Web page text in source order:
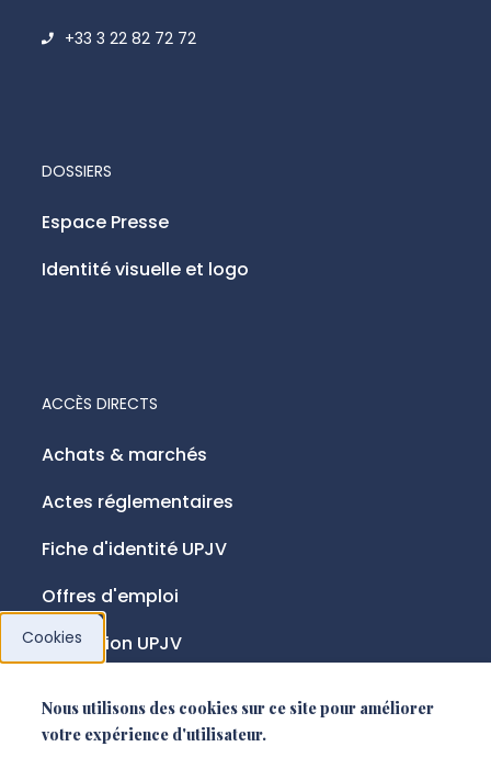
+33 3 22 82 72 72
ACCÈS DIRECTS
Achats & marchés
Actes réglementaires
Fiche d'identité UPJV
Offres d'emploi
Fondation UPJV
DOSSIERS
Espace Presse
Identité visuelle et logo
NOUS SUIVRE
Cookies
Nous utilisons des cookies sur ce site pour améliorer
votre expérience d'utilisateur.